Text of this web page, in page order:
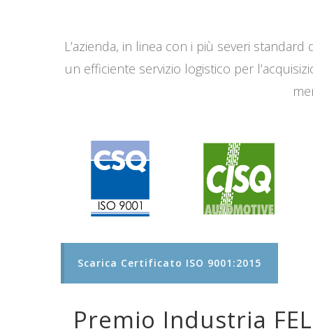
L’azienda, in linea con i più severi
un efficiente servizio logistico per
Scarica Certificato ISO 9001:2015
Premio Industria